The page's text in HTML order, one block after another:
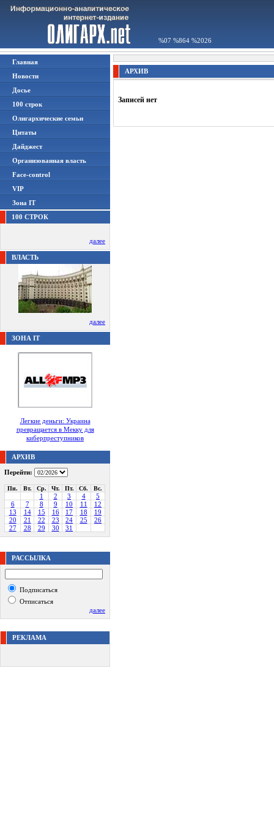
%07 %864 %2026
Главная
Новости
Досье
100 строк
Олигархические семьи
Цитаты
Дайджест
Организованная власть
Face-control
VIP
Зона IT
100 СТРОК
далее
ВЛАСТЬ
далее
ЗОНА IT
Легкие деньги: Украина
превращается в Мекку для
киберпреступников
АРХИВ
Перейти:
Пн. Вт. Ср. Чт. Пт. Сб. Вс.
1 2 3 4
5
6
7 8 9 10 11
12
13
14 15 16 17 18
19
20
21 22 23 24 25
26
27
28 29 30 31
РАССЫЛКА
Подписаться
Отписаться
далее
РЕКЛАМА
АРХИВ
Записей нет